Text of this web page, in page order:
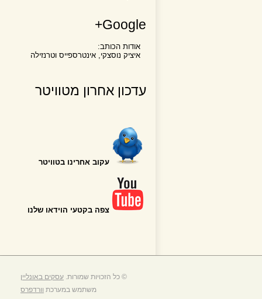
Google+
אודות הכותב:
איציק נוסצקי, אינטרספייס וטרנזילה
עדכון אחרון מטוויטר
עקוב אחרינו בטוויטר
צפה בקטעי הוידאו שלנו
© כל הזכויות שמורות.עסקים באונליין
משתמש במערכתוורדפרס